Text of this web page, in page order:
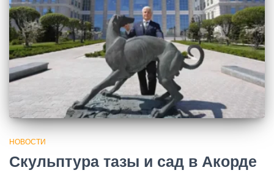
НОВОСТИ
Скульптура тазы и сад в Акорде